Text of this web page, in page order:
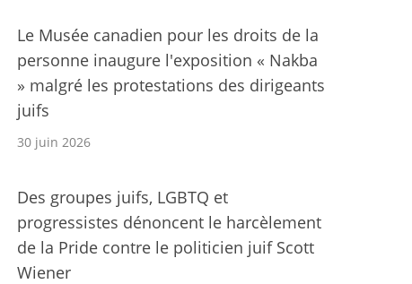
Le Musée canadien pour les droits de la
personne inaugure l'exposition « Nakba
» malgré les protestations des dirigeants
juifs
30 juin 2026
Des groupes juifs, LGBTQ et
progressistes dénoncent le harcèlement
de la Pride contre le politicien juif Scott
Wiener